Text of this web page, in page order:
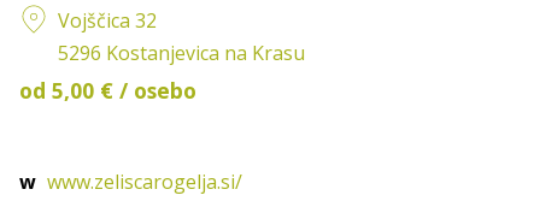
Vojščica 32
5296 Kostanjevica na Krasu
od 5,00 € / osebo
w www.zeliscarogelja.si/